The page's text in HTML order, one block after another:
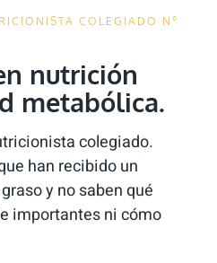
COLEGIADO Nº
nutrición
metabólica.
colegiado.
han recibido un
y no saben qué
importantes ni cómo